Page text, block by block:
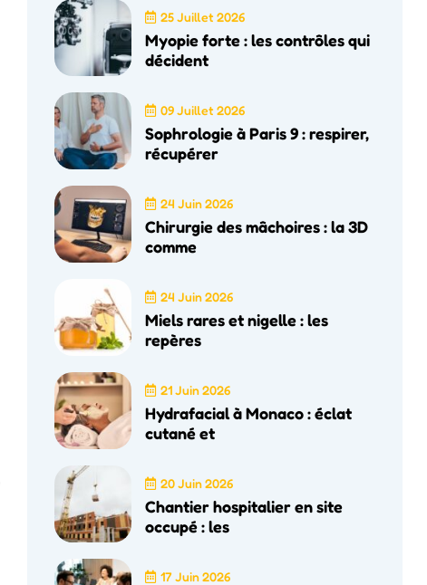
25 Juillet 2026
Myopie forte : les contrôles qui
décident
09 Juillet 2026
Sophrologie à Paris 9 : respirer,
récupérer
24 Juin 2026
Chirurgie des mâchoires : la 3D
comme
24 Juin 2026
Miels rares et nigelle : les
repères
21 Juin 2026
Hydrafacial à Monaco : éclat
cutané et
20 Juin 2026
Chantier hospitalier en site
occupé : les
17 Juin 2026